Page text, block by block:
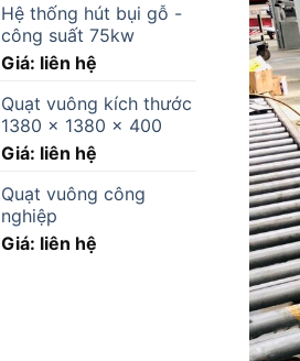
Hệ thống hút bụi gỗ -
công suất 75kw
Giá: liên hệ
Quạt vuông kích thước
1380 x 1380 x 400
Giá: liên hệ
Quạt vuông công
nghiệp
Giá: liên hệ